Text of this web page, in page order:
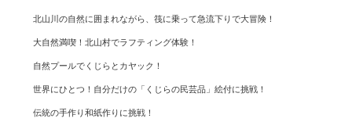
北山川の自然に囲まれながら、筏に乗って急流下りで大冒険！
大自然満喫！北山村でラフティング体験！
自然プールでくじらとカヤック！
世界にひとつ！自分だけの「くじらの民芸品」絵付に挑戦！
伝統の手作り和紙作りに挑戦！